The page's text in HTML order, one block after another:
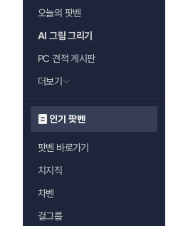
오늘의 팟벤
AI 그림 그리기
PC 견적 게시판
더보기
인기 팟벤
팟벤 바로가기
치지직
차벤
걸그룹